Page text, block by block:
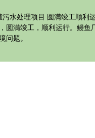
水处理项目 圆满竣工顺利
圆满竣工，顺利运行。鳗
问题。